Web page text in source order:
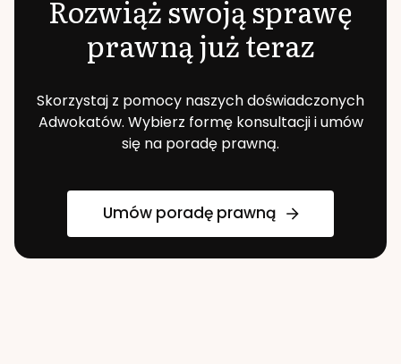
Rozwiąż swoją sprawę
prawną już teraz
Skorzystaj z pomocy naszych doświadczonych
Adwokatów. Wybierz formę konsultacji i umów
się na poradę prawną.
Umów poradę prawną